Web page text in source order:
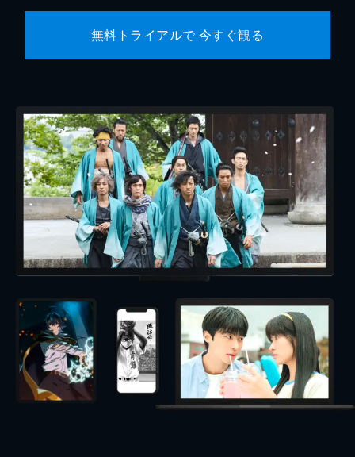
無料トライアルで 今すぐ観る